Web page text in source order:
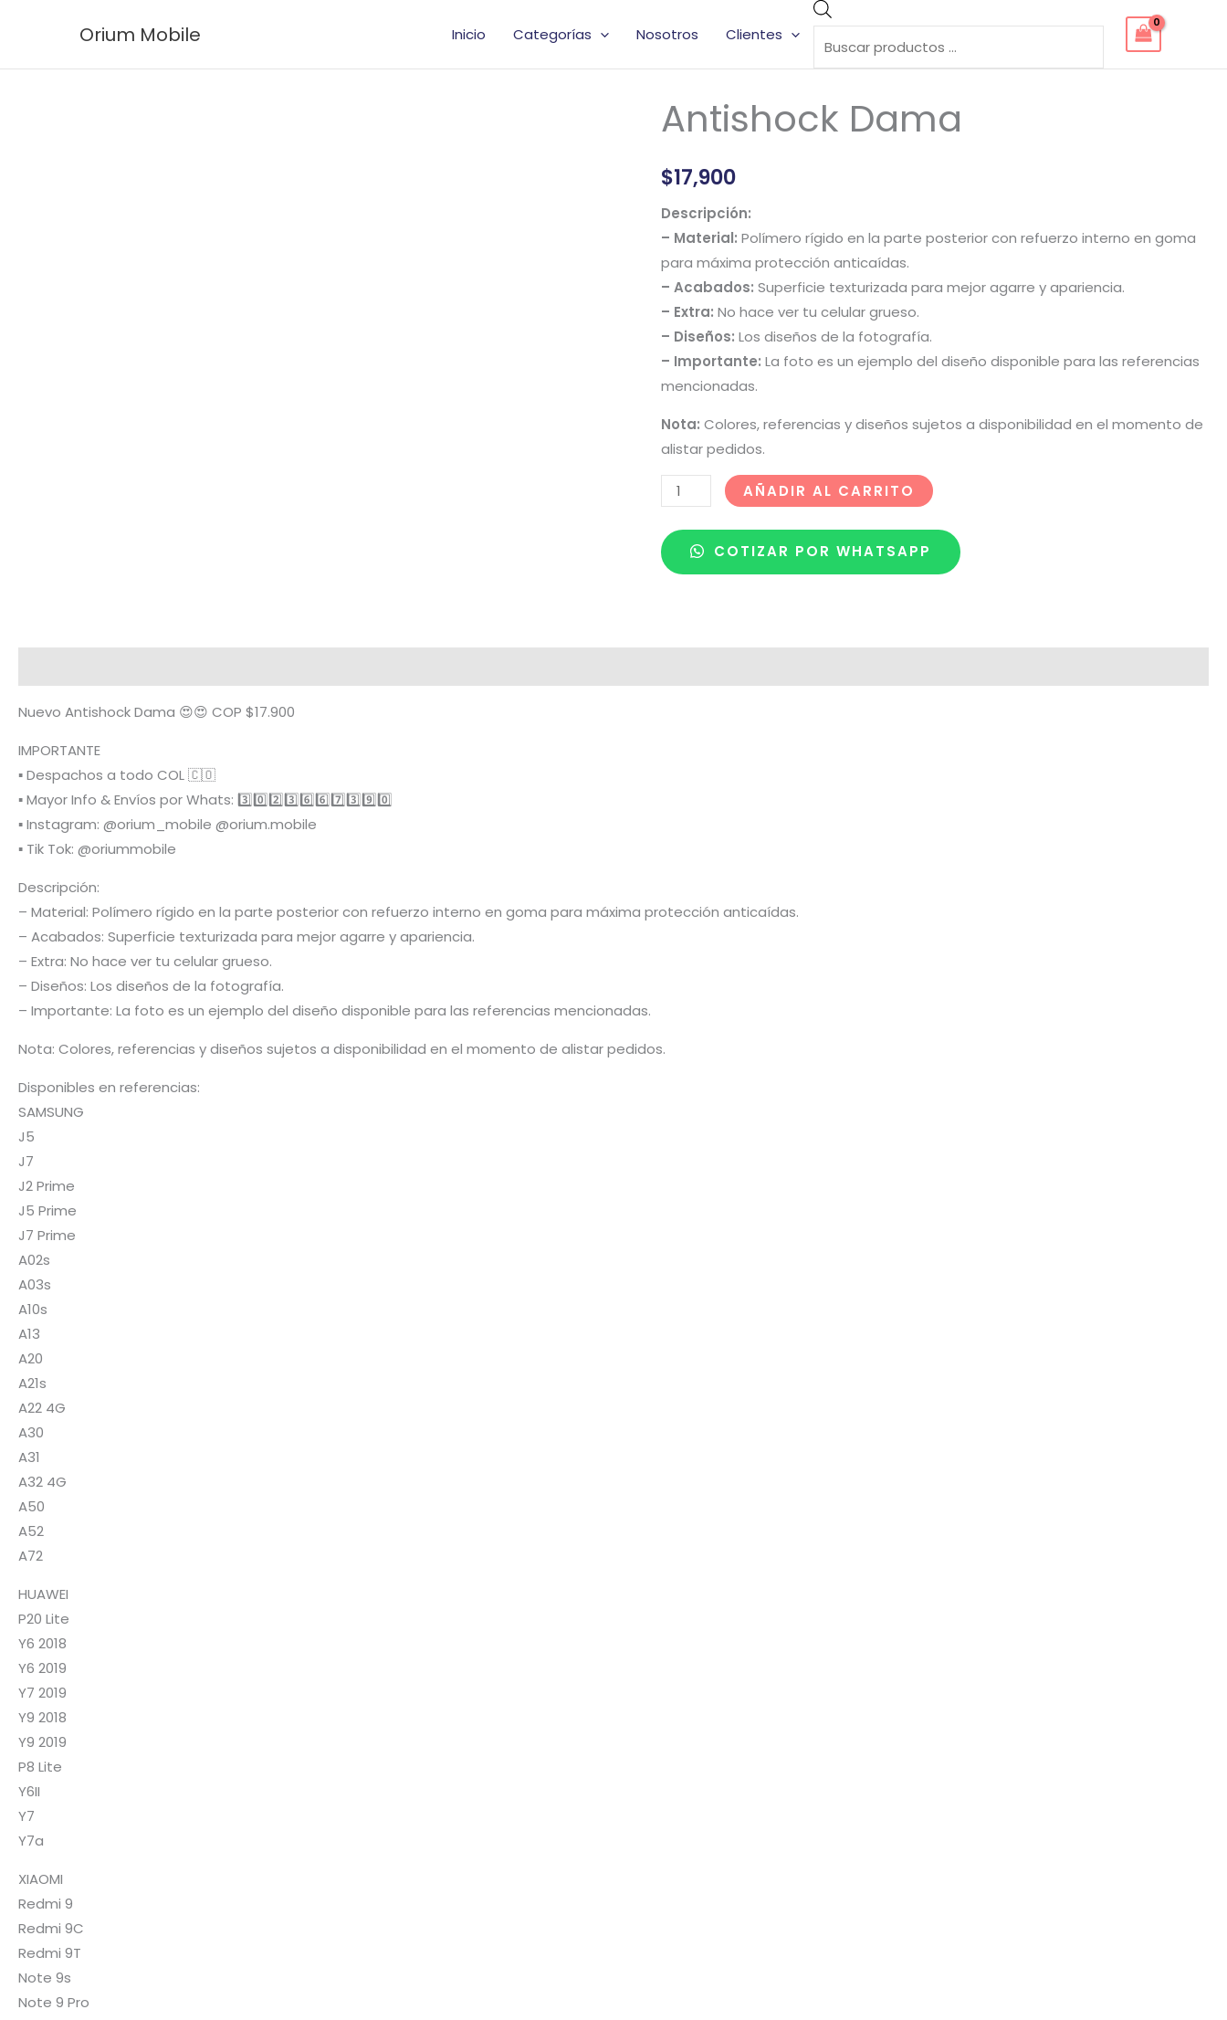
Orium Mobile Inicio Categorías Nosotros Clientes
productos
Antishock Dama
$17,900
Descripción:
– Material: Polímero rígido en la parte posterior con refuerzo interno en goma
para máxima protección anticaídas.
– Acabados: Superficie texturizada para mejor agarre y apariencia.
– Extra: No hace ver tu celular grueso.
– Diseños: Los diseños de la fotografía.
– Importante: La foto es un ejemplo del diseño disponible para las referencias
mencionadas.
Nota: Colores, referencias y diseños sujetos a disponibilidad en el momento de
alistar pedidos.
Antishock
Dama
AÑADIR AL CARRITO
COTIZAR POR WHATSAPP
Nuevo Antishock Dama 😍😍 COP $17.900
IMPORTANTE
▪️ Despachos a todo COL 🇨🇴
▪️ Mayor Info & Envíos por Whats: 3️⃣0️⃣2️⃣3️⃣6️⃣6️⃣7️⃣3️⃣9️⃣0️⃣
▪️ Instagram: @orium_mobile @orium.mobile
▪️ Tik Tok: @oriummobile
Descripción:
– Material: Polímero rígido en la parte posterior con refuerzo interno en goma para máxima protección anticaídas.
– Acabados: Superficie texturizada para mejor agarre y apariencia.
– Extra: No hace ver tu celular grueso.
– Diseños: Los diseños de la fotografía.
– Importante: La foto es un ejemplo del diseño disponible para las referencias mencionadas.
Nota: Colores, referencias y diseños sujetos a disponibilidad en el momento de alistar pedidos.
Disponibles en referencias:
SAMSUNG
J5
J7
J2 Prime
J5 Prime
J7 Prime
A02s
A03s
A10s
A13
A20
A21s
A22 4G
A30
A31
A32 4G
A50
A52
A72
HUAWEI
P20 Lite
Y6 2018
Y6 2019
Y7 2019
Y9 2018
Y9 2019
P8 Lite
Y6II
Y7
Y7a
XIAOMI
Redmi 9
Redmi 9C
Redmi 9T
Note 9s
Note 9 Pro